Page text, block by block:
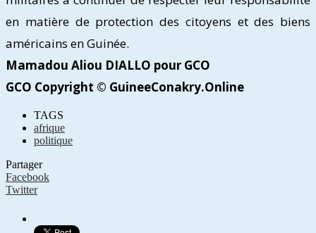
en matière de protection des citoyens et des biens
américains en Guinée.
Mamadou Aliou DIALLO pour GCO
GCO Copyright © GuineeConakry.Online
TAGS
afrique
politique
Partager
Facebook
Twitter